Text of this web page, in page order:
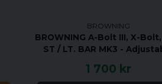
BROWNING
BROWNING A-Bolt III, X-Bolt,
ST / LT. BAR MK3 -
1 700 kr